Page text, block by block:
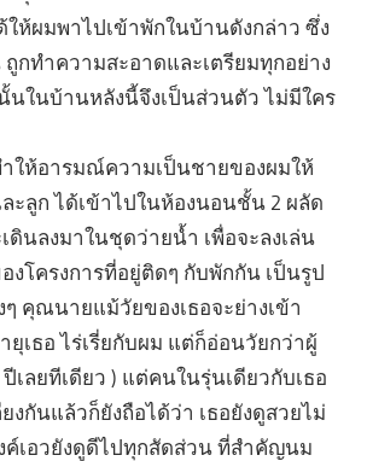
ให้ผมพาไปเข้าพักในบ้านดังกล่าว ซึ่ง
กทำความสะอาดและเตรียมทุกอย่าง
นในบ้านหลังนี้จึงเป็นส่วนตัว ไม่มีใคร
ให้อารมณ์ความเป็นชายของผมให้
ะลูก ได้เข้าไปในห้องนอนชั้น 2 ผลัด
ดินลงมาในชุดว่ายน้ำ เพื่อจะลงเล่น
งโครงการที่อยู่ติดๆ กับพักกัน เป็นรูป
คุณนายแม้วัยของเธอจะย่างเข้า
ยุเธอ ไร่เรี่ยกับผม แต่ก็อ่อนวัยกว่าผู้
เลยทีเดียว ) แต่คนในรุ่นเดียวกับเธอ
งกันแล้วก็ยังถือได้ว่า เธอยังดูสวยไม่
ค์เอวยังดูดีไปทุกสัดส่วน ที่สำคัญนม